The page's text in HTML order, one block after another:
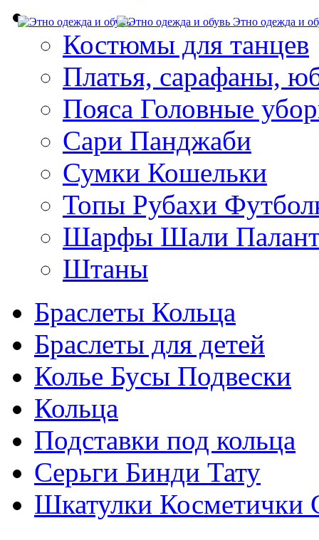
Этно одежда и
Костюмы для танцев
Платья, сарафаны,
Пояса Головные
Сари Панджаби
Сумки Кошельки
Топы Рубахи
Шарфы Шали
Штаны
Браслеты Кольца
Браслеты для детей
Колье Бусы Подвески
Кольца
Подставки под кольца
Серьги Бинди Тату
Шкатулки Косметички